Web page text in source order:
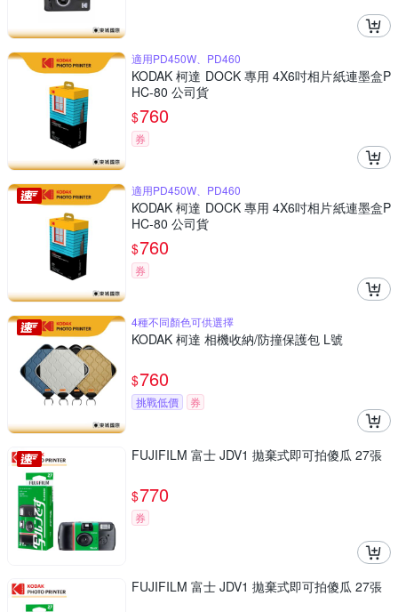
適用PD450W、PD460
KODAK 柯達 DOCK 專用 4X6吋相片紙連墨盒P
HC-80 公司貨
$760
券
適用PD450W、PD460
KODAK 柯達 DOCK 專用 4X6吋相片紙連墨盒P
HC-80 公司貨
$760
券
4種不同顏色可供選擇
KODAK 柯達 相機收納/防撞保護包 L號
$760
挑戰低價 券
FUJIFILM 富士 JDV1 拋棄式即可拍傻瓜 27張
$770
券
FUJIFILM 富士 JDV1 拋棄式即可拍傻瓜 27張